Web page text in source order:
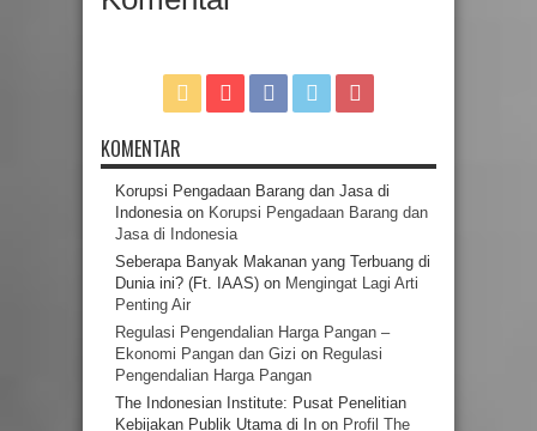
KOMENTAR
Korupsi Pengadaan Barang dan Jasa di
Indonesia on Korupsi Pengadaan Barang dan
Jasa di Indonesia
Seberapa Banyak Makanan yang Terbuang di
Dunia ini? (Ft. IAAS) on Mengingat Lagi Arti
Penting Air
Regulasi Pengendalian Harga Pangan –
Ekonomi Pangan dan Gizi on Regulasi
Pengendalian Harga Pangan
The Indonesian Institute: Pusat Penelitian
Kebijakan Publik Utama di In on Profil The